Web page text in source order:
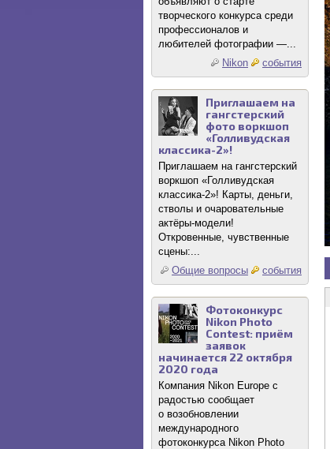
творческого конкурса среди
профессионалов и
любителей фотографии —...
Nikon
события
Приглашаем на
гангстерский
фото воркшоп
«Голливудская
классика-2»!
Приглашаем на гангстерский
воркшоп «Голливудская
классика-2»! Карты, деньги,
стволы и очаровательные
актёры-модели!
Откровенные, чувственные
сцены:...
Общие вопросы
события
Фотоконкурс
Nikon Photo
Contest: приём
заявок
начинается 22 октября
2020 года
Компания Nikon Europe с
радостью сообщает
о возобновлении
международного
фотоконкурса Nikon Photo